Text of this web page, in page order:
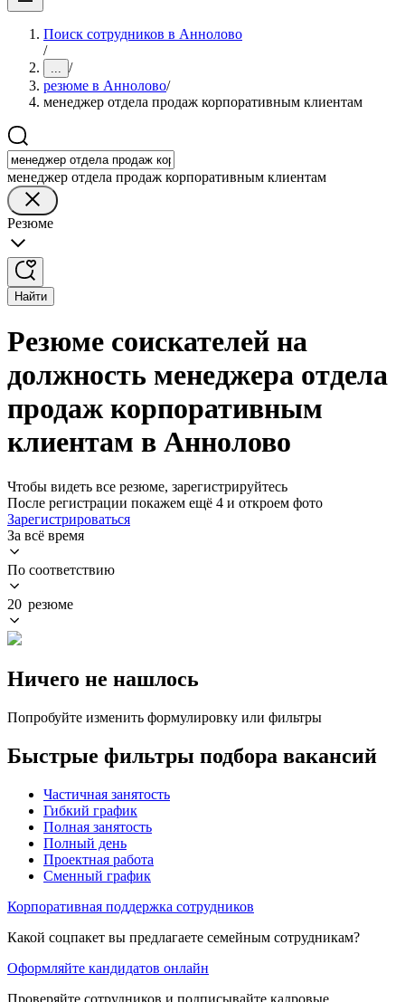
Поиск сотрудников в Аннолово
/
... /
резюме в Аннолово/
менеджер отдела продаж корпоративным клиентам
менеджер отдела продаж корпоративным клиентам
Резюме
Найти
Резюме соискателей на
должность менеджера отдела
продаж корпоративным
клиентам в Аннолово
Чтобы видеть все резюме, зарегистрируйтесь
После регистрации покажем ещё 4 и откроем фото
Зарегистрироваться
За всё время
По соответствию
20 резюме
Ничего не нашлось
Попробуйте изменить формулировку или фильтры
Быстрые фильтры подбора вакансий
Частичная занятость
Гибкий график
Полная занятость
Полный день
Проектная работа
Сменный график
Корпоративная поддержка сотрудников
Какой соцпакет вы предлагаете семейным сотрудникам?
Оформляйте кандидатов онлайн
Проверяйте сотрудников и подписывайте кадровые